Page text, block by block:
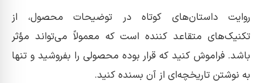
روایت داستان‌های کوتاه در توضیحات محصول، از
تکنیک‌های متقاعد کننده است که معمولاً می‌تواند مؤثر
باشد. فراموش کنید که قرار بوده محصولی را بفروشید و تنها
به نوشتن تاریخچه‌ای از آن بسنده کنید.